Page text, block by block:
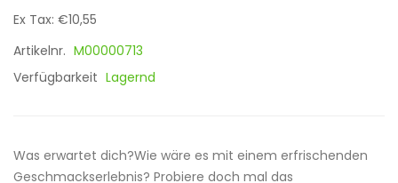
Ex Tax: €10,55
Artikelnr. M00000713
Verfügbarkeit Lagernd
Was erwartet dich?Wie wäre es mit einem erfrischenden
Geschmackserlebnis? Probiere doch mal das